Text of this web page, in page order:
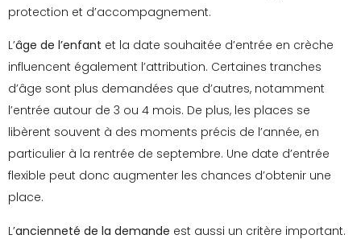
protection et d’accompagnement.
L’âge de l’enfant et la date souhaitée d’entrée en crèche
influencent également l’attribution. Certaines tranches
d’âge sont plus demandées que d’autres, notamment
l’entrée autour de 3 ou 4 mois. De plus, les places se
libèrent souvent à des moments précis de l’année, en
particulier à la rentrée de septembre. Une date d’entrée
flexible peut donc augmenter les chances d’obtenir une
place.
L’ancienneté de la demande est aussi un critère important.